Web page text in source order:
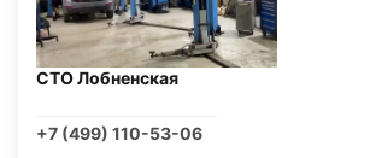
СТО Лобненская
+7 (499) 110-53-06